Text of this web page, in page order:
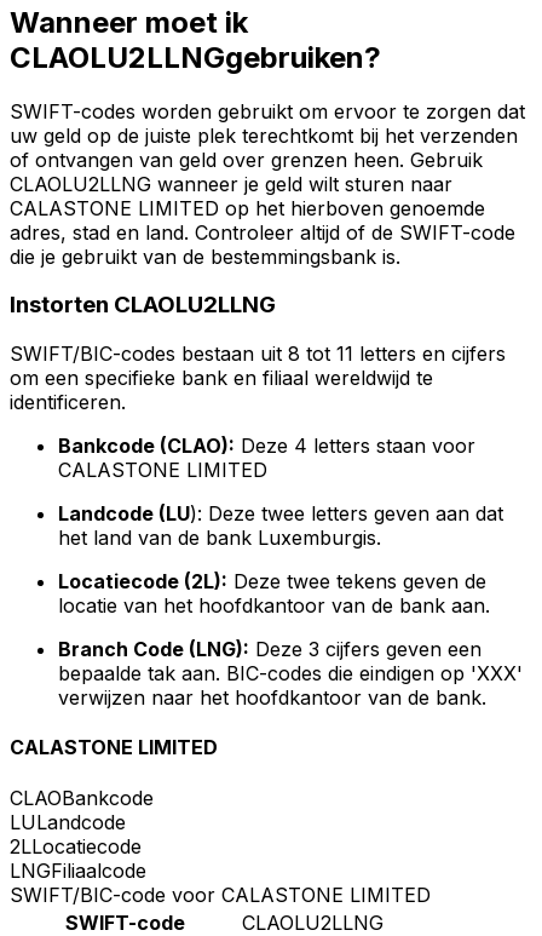
Wanneer moet ik
CLAOLU2LLNGgebruiken?
SWIFT-codes worden gebruikt om ervoor te zorgen dat
uw geld op de juiste plek terechtkomt bij het verzenden
of ontvangen van geld over grenzen heen. Gebruik
CLAOLU2LLNG wanneer je geld wilt sturen naar
CALASTONE LIMITED op het hierboven genoemde
adres, stad en land. Controleer altijd of de SWIFT-code
die je gebruikt van de bestemmingsbank is.
Instorten CLAOLU2LLNG
SWIFT/BIC-codes bestaan uit 8 tot 11 letters en cijfers
om een specifieke bank en filiaal wereldwijd te
identificeren.
Bankcode (CLAO): Deze 4 letters staan voor
CALASTONE LIMITED
Landcode (LU): Deze twee letters geven aan dat
het land van de bank Luxemburgis.
Locatiecode (2L): Deze twee tekens geven de
locatie van het hoofdkantoor van de bank aan.
Branch Code (LNG): Deze 3 cijfers geven een
bepaalde tak aan. BIC-codes die eindigen op 'XXX'
verwijzen naar het hoofdkantoor van de bank.
CALASTONE LIMITED
CLAOBankcode
LULandcode
2LLocatiecode
LNGFiliaalcode
SWIFT/BIC-code voor CALASTONE LIMITED
SWIFT-code
CLAOLU2LLNG